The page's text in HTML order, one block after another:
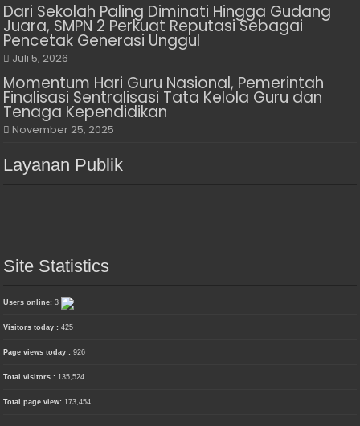
Dari Sekolah Paling Diminati Hingga Gudang
Juara, SMPN 2 Perkuat Reputasi Sebagai
Pencetak Generasi Unggul
Juli 5, 2026
Momentum Hari Guru Nasional, Pemerintah
Finalisasi Sentralisasi Tata Kelola Guru dan
Tenaga Kependidikan
November 25, 2025
Layanan Publik
Site Statistics
Users online:3
Visitors today :425
Page views today :926
Total visitors :135,524
Total page view:173,454